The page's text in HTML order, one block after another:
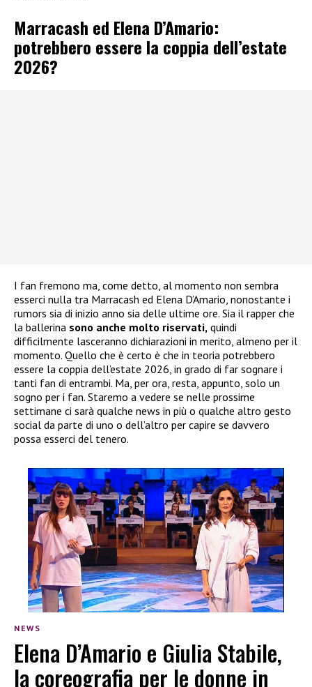
Marracash ed Elena D’Amario:
potrebbero essere la coppia dell’estate
2026?
I fan fremono ma, come detto, al momento non sembra
esserci nulla tra Marracash ed Elena D’Amario, nonostante i
rumors sia di inizio anno sia delle ultime ore. Sia il rapper che
la ballerina sono anche molto riservati, quindi
difficilmente lasceranno dichiarazioni in merito, almeno per il
momento. Quello che è certo è che in teoria potrebbero
essere la coppia dell’estate 2026, in grado di far sognare i
tanti fan di entrambi. Ma, per ora, resta, appunto, solo un
sogno per i fan. Staremo a vedere se nelle prossime
settimane ci sarà qualche news in più o qualche altro gesto
social da parte di uno o dell’altro per capire se davvero
possa esserci del tenero.
NEWS
Elena D’Amario e Giulia Stabile,
la coreografia per le donne in